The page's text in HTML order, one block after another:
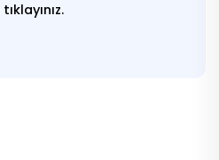
tıklayınız.